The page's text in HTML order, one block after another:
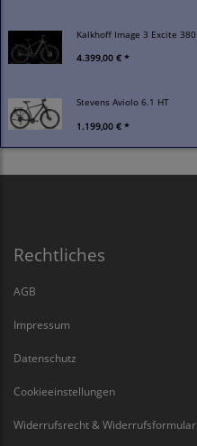
Kalkhoff Image 3 Excite
4.399,00 € *
Stevens Aviolo 6.1 HT
1.199,00 € *
Rechtliches
AGB
Impressum
Datenschutz
Cookieeinstellungen
Widerrufsrecht & Widerrufsformular